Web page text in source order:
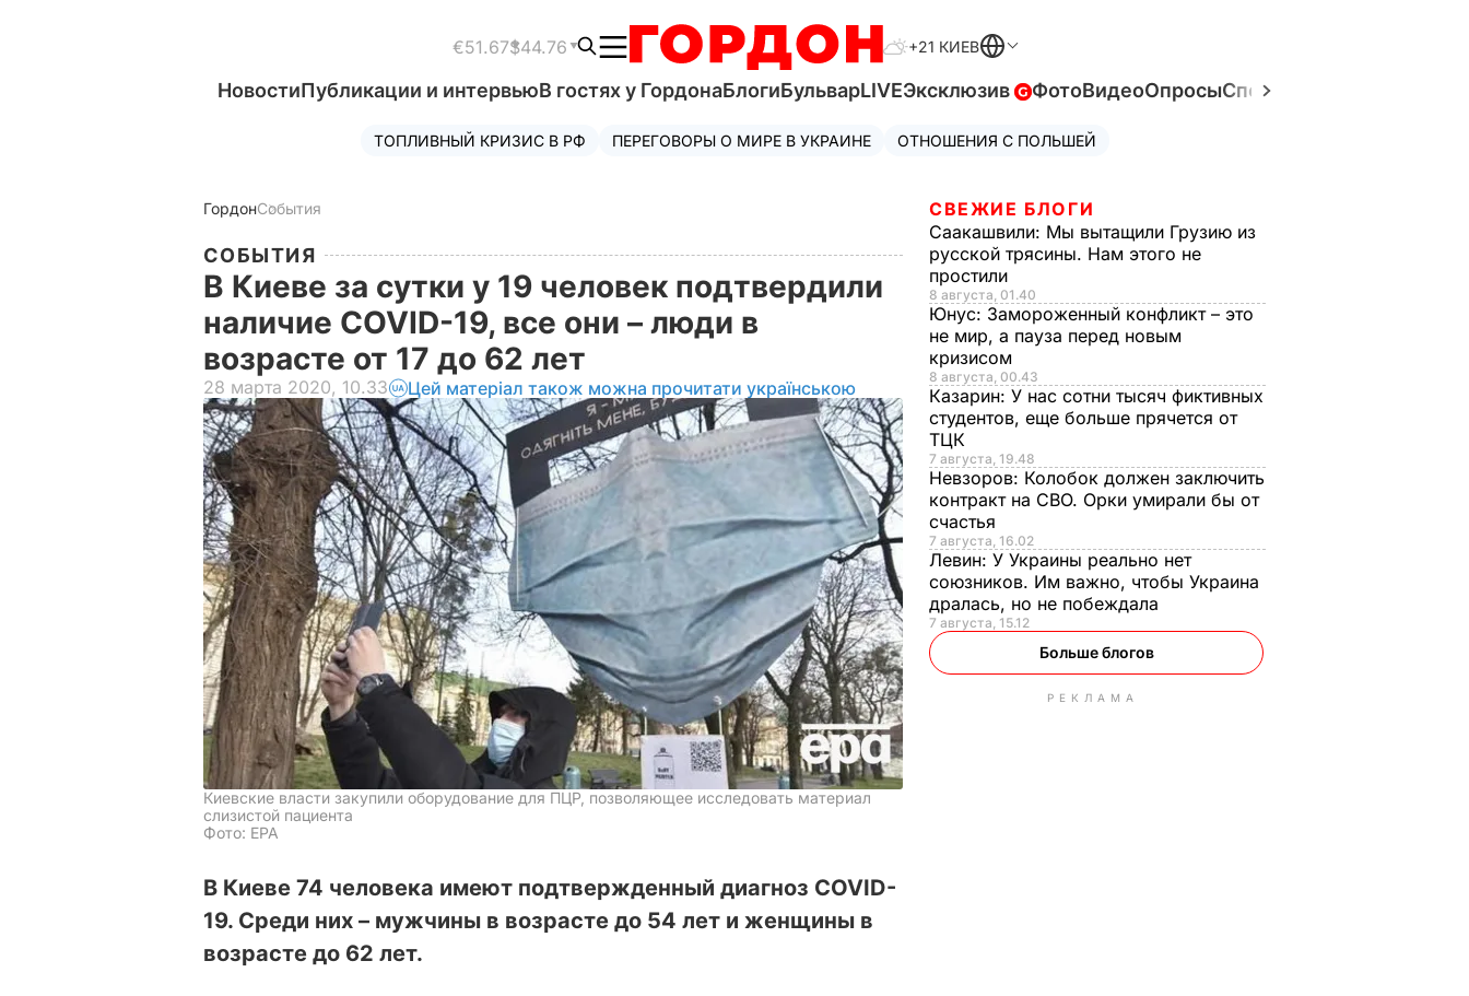
€51.67$44.76 +21 КИЕВ
НовостиПубликации и интервьюВ гостях у ГордонаБлогиБульварLIVEЭксклюзив ФотоВидеоОпросыСпецпроекты
ТОПЛИВНЫЙ КРИЗИС В РФ ПЕРЕГОВОРЫ О МИРЕ В УКРАИНЕ ОТНОШЕНИЯ С ПОЛЬШЕЙ
ГордонСобытия
СОБЫТИЯ
В Киеве за сутки у 19 человек подтвердили
наличие COVID-19, все они – люди в
возрасте от 17 до 62 лет
28 марта 2020, 10.33 Цей матеріал також можна прочитати українською
Киевские власти закупили оборудование для ПЦР, позволяющее исследовать материал
слизистой пациента
Фото: ЕРА
В Киеве 74 человека имеют подтвержденный диагноз COVID-
19. Среди них – мужчины в возрасте до 54 лет и женщины в
возрасте до 62 лет.
СВЕЖИЕ БЛОГИ
Саакашвили: Мы вытащили Грузию из
русской трясины. Нам этого не
простили
8 августа, 01.40
Юнус: Замороженный конфликт – это
не мир, а пауза перед новым
кризисом
8 августа, 00.43
Казарин: У нас сотни тысяч фиктивных
студентов, еще больше прячется от
ТЦК
7 августа, 19.48
Невзоров: Колобок должен заключить
контракт на СВО. Орки умирали бы от
счастья
7 августа, 16.02
Левин: У Украины реально нет
союзников. Им важно, чтобы Украина
дралась, но не побеждала
7 августа, 15.12
Больше блогов
РЕКЛАМА